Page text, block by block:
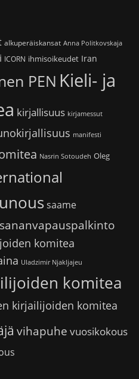
alkuperäiskansat Anna Politkovskaja
ICORN ihmisoikeudet Iran
PEN Kieli- ja
kirjallisuus kirjamessut
manifesti
Nasrin Sotoudeh Oleg
saame
sananvapauspalkinto
komitea
Uladzimir Njakljajeu
komitea
kirjailijoiden komitea
vihapuhe vuosikokous